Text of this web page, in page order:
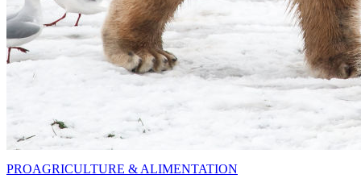
PROAGRICULTURE & ALIMENTATION